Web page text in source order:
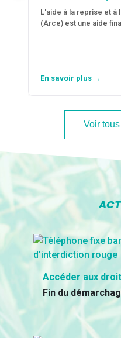
L'aide à la reprise et
(Arce) est une aide
En savoir plus →
Voir
Accéder aux
Fin du